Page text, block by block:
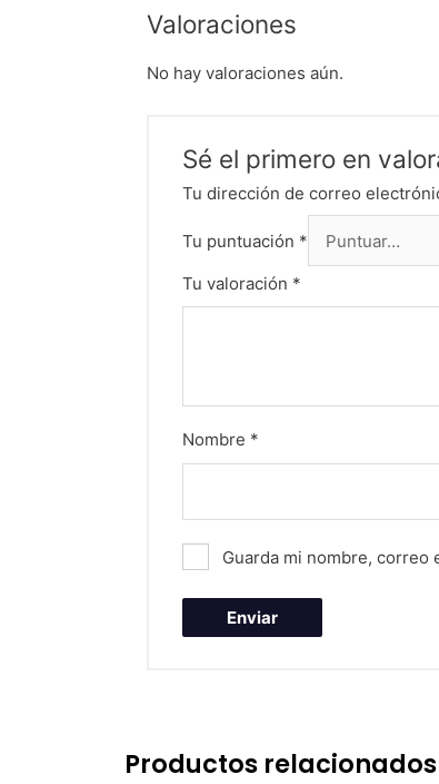
Valoraciones
No hay valoraciones aún.
Sé el primero en
Tu dirección de correo
Tu puntuación *
Tu valoración *
Nombre *
Guarda mi nombre, correo
Productos relacionados